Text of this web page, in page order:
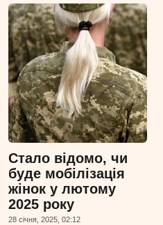
Стало відомо, чи
буде мобілізація
жінок у лютому
2025 року
28 сiчня, 2025, 02:12